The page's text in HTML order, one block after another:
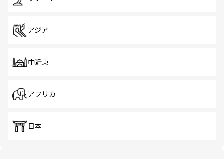
アジア
中近東
アフリカ
日本